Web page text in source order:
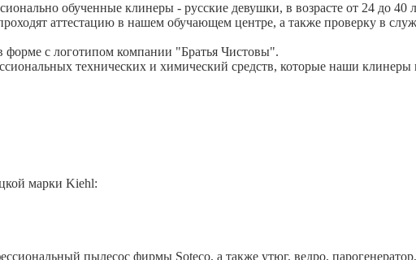
обученные клинеры - русские девушки, в возрасте от 24 до 40
аттестацию в нашем обучающем центре, а также проверку в
форме с логотипом компании "Братья Чистовы".
технических и химический средств, которые наши клинеры
марки Kiehl:
пылесос фирмы Soteco, а также утюг, ведро,